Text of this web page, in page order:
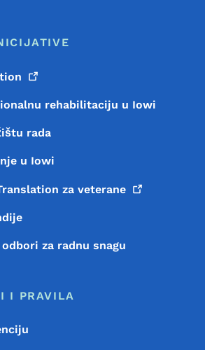
rehabilitaciju u Iowi
rada
u Iowi
za veterane
za radnu snagu
I PRAVILA